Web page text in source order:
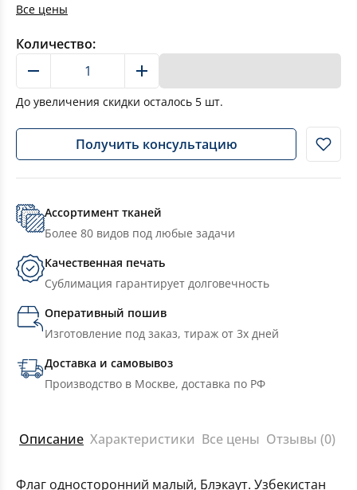
Все цены
Количество:
До увеличения скидки осталось 5 шт.
Получить консультацию
Ассортимент тканей
Более 80 видов под любые задачи
Качественная печать
Сублимация гарантирует долговечность
Оперативный пошив
Изготовление под заказ, тираж от 3х дней
Доставка и самовывоз
Производство в Москве, доставка по РФ
Описание Характеристики Все цены Отзывы (0)
Флаг односторонний малый, Блэкаут. Узбекистан